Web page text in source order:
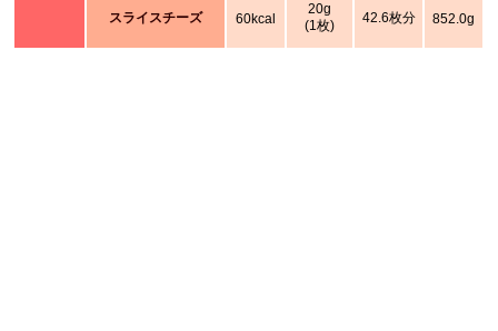
スライスチーズ 60kcal
20g
(1枚)
42.6枚分 852.0g